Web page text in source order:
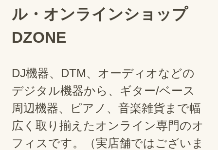
ル・オンラインショップ
DZONE
DJ機器、DTM、オーディオなどの
デジタル機器から、ギター/ベース
周辺機器、ピアノ、音楽雑貨まで幅
広く取り揃えたオンライン専門のオ
フィスです。（実店舗ではございま